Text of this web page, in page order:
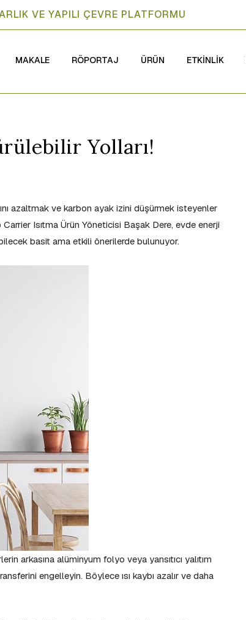
VE YAPILI ÇEVRE PLATFORMU
MAKALE RÖPORTAJ ÜRÜN ETKİNLİK
Yolları!
azaltmak ve karbon ayak izini düşürmek isteyenler
Isıtma Ürün Yöneticisi Başak Dere, evde enerji
basit ama etkili önerilerde bulunuyor.
arkasına alüminyum folyo veya yansıtıcı yalıtım
engelleyin. Böylece ısı kaybı azalır ve daha